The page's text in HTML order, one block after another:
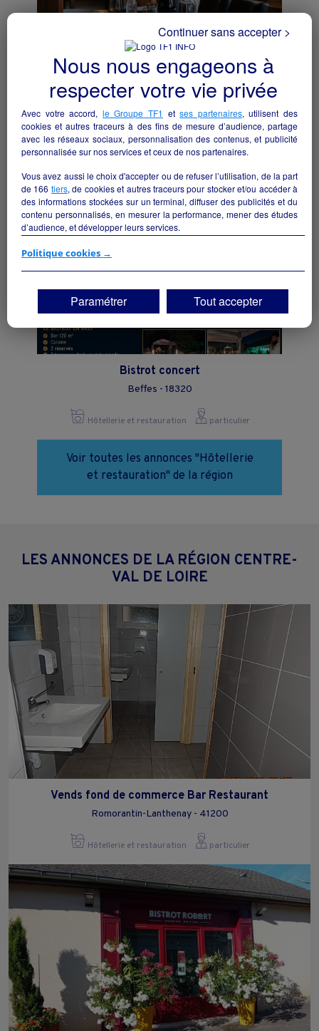
Une opportunité rare pour donner une
seconde vie à un établissement
emblématique au cœur de la Sologne.
Brinon-sur-Sauldre - 18410
Bistrot concert
Beffes - 18320
Hôtellerie et restauration particulier
Voir toutes les annonces "Hôtellerie
et restauration" de la région
LES ANNONCES DE LA RÉGION CENTRE-
VAL DE LOIRE
Vends fond de commerce Bar Restaurant
Romorantin-Lanthenay - 41200
Hôtellerie et restauration particulier
Nous nous engageons à
respecter votre vie privée
Avec votre accord, le Groupe TF1 etses partenaires, utilisent des
cookies et autres traceurs à des fins de mesure d’audience, partage
avec les réseaux sociaux, personnalisation des contenus, et publicité
personnalisée sur nos services et ceux de nos partenaires.
Vous avez aussi le choix d'accepter ou de refuser l’utilisation, de la part
de 166 tiers, de cookies et autres traceurs pour stocker et/ou accéder à
des informations stockées sur un terminal, diffuser des publicités et du
contenu personnalisés, en mesurer la performance, mener des études
d’audience, et développer leurs services.
Si vous continuez sans accepter, les fonctionnalités liées à la
vos centres d'intérêt. Seuls lescookies/traceurs techniquesseront
déposés et lus sur votre terminal.
Vous pouvez exprimer vos choix en cliquant sur "Tout accepter",
"Continuer sans accepter" ou "Paramétrer", et les modifier à tout
moment en cliquant sur le lien "Paramétrez vos choix" situé en bas de
Politique cookies →
Paramétrer
Continuer sans accepter >
Tout accepter